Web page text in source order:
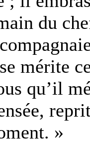
du
mérite
qu’il
»